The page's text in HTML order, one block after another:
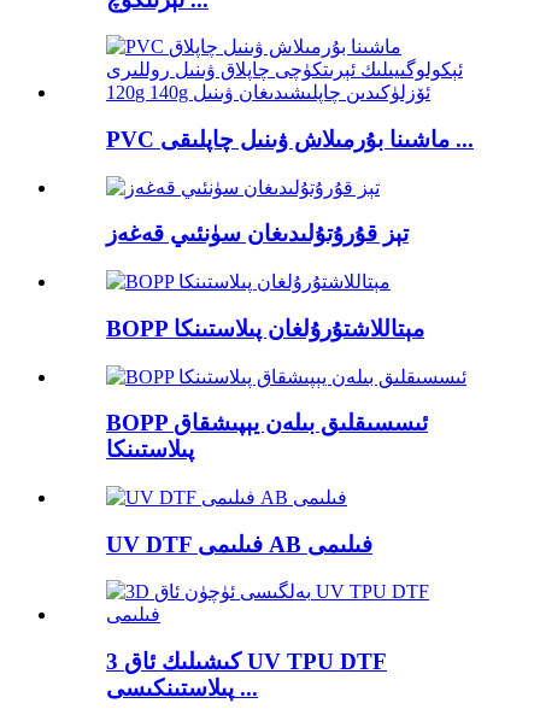
PVC ماشىنا بۇرمىلاش ۋىنىل چاپلىقى ...
تېز قۇرۇتۇلىدىغان سۈنئىي قەغەز
BOPP مېتاللاشتۇرۇلغان پىلاستىنكا
BOPP ئىسسىقلىق بىلەن يېپىشقاق
پىلاستىنكا
UV DTF فىلىمى AB فىلىمى
3 كىشىلىك ئاق UV TPU DTF
پىلاستىنكىسى ...